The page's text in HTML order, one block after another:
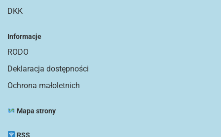
DKK
Informacje
RODO
Deklaracja dostępności
Ochrona małoletnich
Mapa strony
RSS